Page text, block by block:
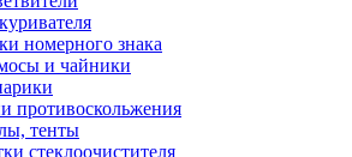
номерного знака
и чайники
противоскольжения
тенты
стеклоочистителя